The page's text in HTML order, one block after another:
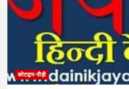
कोटद्वार-पौड़ी